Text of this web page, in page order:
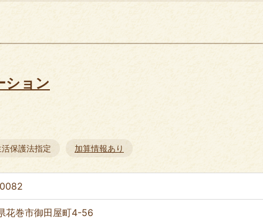
ション
活保護法指定 加算情報あり
花巻市御田屋町4-56